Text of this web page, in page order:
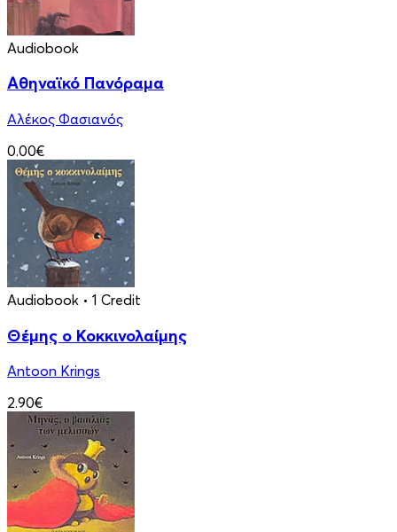
Audiobook
Αθηναϊκό Πανόραμα
Αλέκος Φασιανός
0.00€
Audiobook • 1 Credit
Θέμης ο Κοκκινολαίμης
Antoon Krings
2.90€